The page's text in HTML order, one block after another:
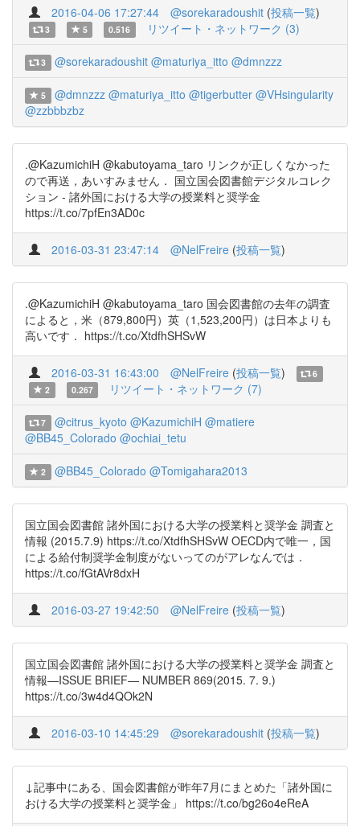
2016-04-06 17:27:44 @sorekaradoushit (投稿一覧)
3 5 0.516 リツイート・ネットワーク (3)
3 @sorekaradoushit @maturiya_itto @dmnzzz
5 @dmnzzz @maturiya_itto @tigerbutter @VHsingularity
@zzbbbzbz
.@KazumichiH @kabutoyama_taro リンクが正しくなかった
ので再送，あいすみません． 国立国会図書館デジタルコレク
ション - 諸外国における大学の授業料と奨学金
https://t.co/7pfEn3AD0c
2016-03-31 23:47:14 @NelFreire (投稿一覧)
.@KazumichiH @kabutoyama_taro 国会図書館の去年の調査
によると，米（879,800円）英（1,523,200円）は日本よりも
高いです． https://t.co/XtdfhSHSvW
2016-03-31 16:43:00 @NelFreire (投稿一覧)
6
2
0.267 リツイート・ネットワーク (7)
7 @citrus_kyoto @KazumichiH @matiere
@BB45_Colorado @ochiai_tetu
2 @BB45_Colorado @Tomigahara2013
国立国会図書館 諸外国における大学の授業料と奨学金 調査と
情報 (2015.7.9) https://t.co/XtdfhSHSvW OECD内で唯一，国
による給付制奨学金制度がないってのがアレなんでは．
https://t.co/fGtAVr8dxH
2016-03-27 19:42:50 @NelFreire (投稿一覧)
国立国会図書館 諸外国における大学の授業料と奨学金 調査と
情報―ISSUE BRIEF― NUMBER 869(2015. 7. 9.)
https://t.co/3w4d4QOk2N
2016-03-10 14:45:29 @sorekaradoushit (投稿一覧)
↓記事中にある、国会図書館が昨年7月にまとめた「諸外国に
おける大学の授業料と奨学金」 https://t.co/bg26o4eReA